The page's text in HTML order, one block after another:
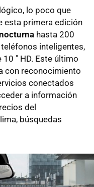
lo poco que
esta primera edición
hasta 200
inteligentes,
" HD. Este último
con reconocimiento
conectados
a información
del
búsquedas